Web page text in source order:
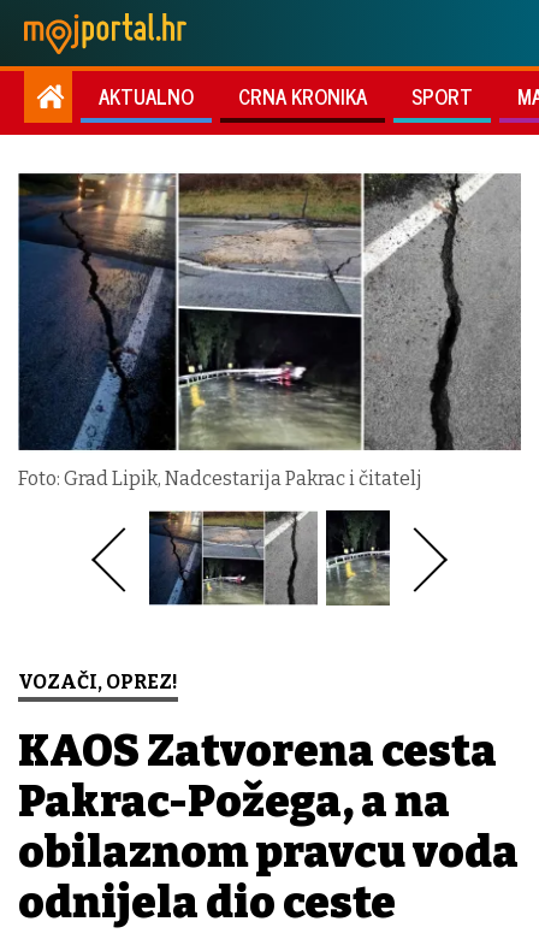
AKTUALNO CRNA KRONIKA SPORT
Foto: Grad Lipik, Nadcestarija Pakrac i čitatelj
VOZAČI, OPREZ!
KAOS Zatvorena cesta
Pakrac-Požega, a na
obilaznom pravcu voda
odnijela dio ceste